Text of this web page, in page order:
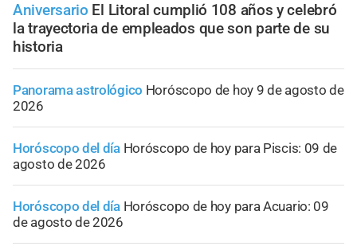
Aniversario El Litoral cumplió 108 años y celebró
la trayectoria de empleados que son parte de su
historia
Panorama astrológico Horóscopo de hoy 9 de agosto de
2026
Horóscopo del día Horóscopo de hoy para Piscis: 09 de
agosto de 2026
Horóscopo del día Horóscopo de hoy para Acuario: 09
de agosto de 2026